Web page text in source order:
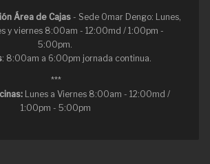
Área de Cajas - Sede Omar Dengo: Lunes,
y viernes 8:00am - 12:00md / 1:00pm -
5:00pm.
: 8:00am a 6:00pm jornada continua.
***
Lunes a Viernes 8:00am - 12:00md /
1:00pm - 5:00pm